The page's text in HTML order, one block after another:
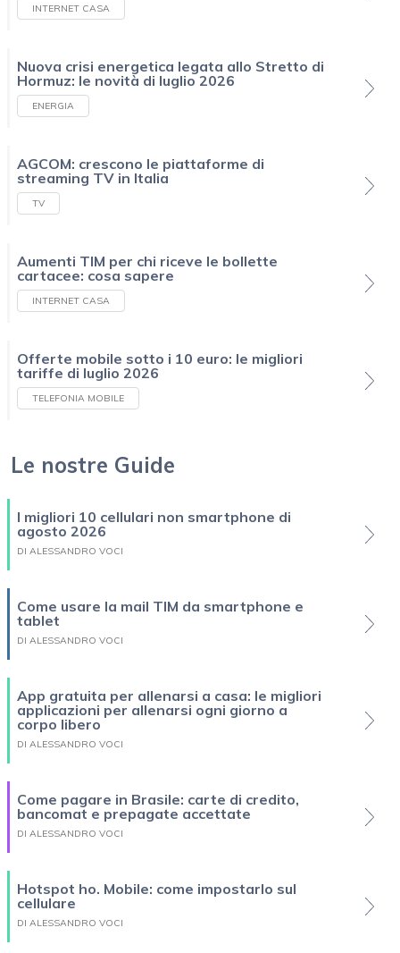
INTERNET CASA
Nuova crisi energetica legata allo Stretto di
Hormuz: le novità di luglio 2026
ENERGIA
AGCOM: crescono le piattaforme di
streaming TV in Italia
TV
Aumenti TIM per chi riceve le bollette
cartacee: cosa sapere
INTERNET CASA
Offerte mobile sotto i 10 euro: le migliori
tariffe di luglio 2026
TELEFONIA MOBILE
Le nostre Guide
I migliori 10 cellulari non smartphone di
agosto 2026
DI ALESSANDRO VOCI
Come usare la mail TIM da smartphone e
tablet
DI ALESSANDRO VOCI
App gratuita per allenarsi a casa: le migliori
applicazioni per allenarsi ogni giorno a
corpo libero
DI ALESSANDRO VOCI
Come pagare in Brasile: carte di credito,
bancomat e prepagate accettate
DI ALESSANDRO VOCI
Hotspot ho. Mobile: come impostarlo sul
cellulare
DI ALESSANDRO VOCI